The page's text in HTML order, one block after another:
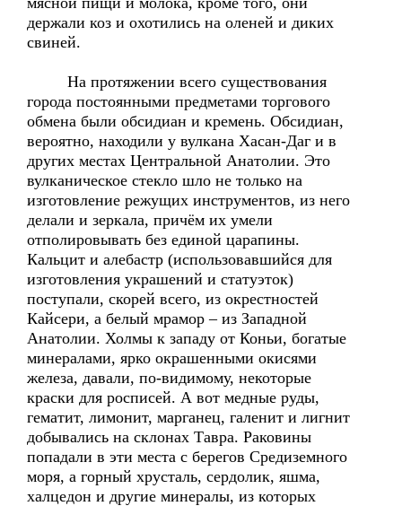
держали коз и охотились на оленей и диких
свиней.
На протяжении всего существования
города постоянными предметами торгового
обмена были обсидиан и кремень. Обсидиан,
вероятно, находили у вулкана Хасан-Даг и в
других местах Центральной Анатолии. Это
вулканическое стекло шло не только на
изготовление режущих инструментов, из него
делали и зеркала, причём их умели
отполировывать без единой царапины.
Кальцит и алебастр (использовавшийся для
изготовления украшений и статуэток)
поступали, скорей всего, из окрестностей
Кайсери, а белый мрамор – из Западной
Анатолии. Холмы к западу от Коньи, богатые
минералами, ярко окрашенными окисями
железа, давали, по-видимому, некоторые
краски для росписей. А вот медные руды,
гематит, лимонит, марганец, галенит и лигнит
добывались на склонах Тавра. Раковины
попадали в эти места с берегов Средиземного
моря, а горный хрусталь, сердолик, яшма,
халцедон и другие минералы, из которых